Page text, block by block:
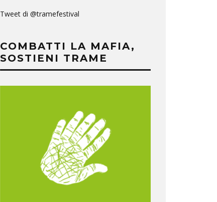
Tweet di @tramefestival
COMBATTI LA MAFIA,
SOSTIENI TRAME